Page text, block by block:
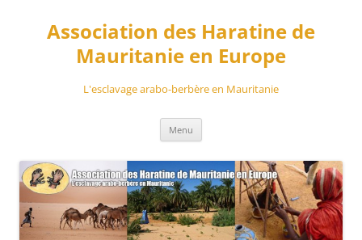
contenuAssociation des Haratine de
Mauritanie en Europe
L'esclavage arabo-berbère en Mauritanie
Menu